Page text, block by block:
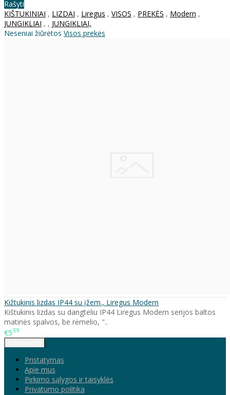
Rašyti
KIŠTUKINIAI , LIZDAI , Liregus , VISOS , PREKĖS , Modern ,
JUNGIKLIAI , , JUNGIKLIAI,
Neseniai žiūrėtos Visos prekės
Kižtukinis lizdas IP44 su įžem., Liregus Modern
Kištukinis lizdas su dangteliu IP44 Liregus Modern serijos baltos
matinės spalvos, be rėmelio, "..
€539
Pristatymas
Apie mus
Pirkimo sąlygos ir taisyklės
Privatumo politika